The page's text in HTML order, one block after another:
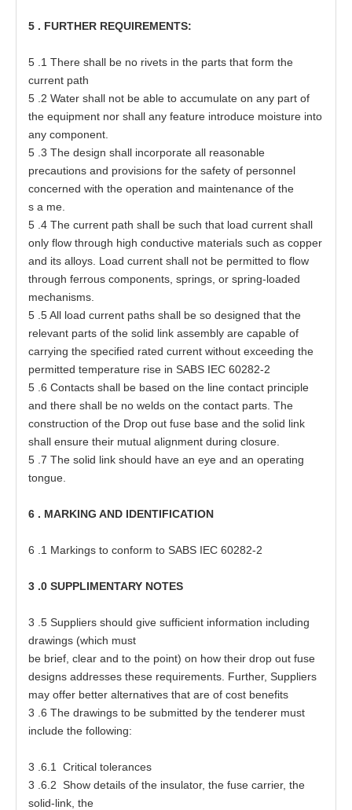
5 . FURTHER REQUIREMENTS:
5 .1 There shall be no rivets in the parts that form the
current path
5 .2 Water shall not be able to accumulate on any part of
the equipment nor shall any feature introduce moisture into
any component.
5 .3 The design shall incorporate all reasonable
precautions and provisions for the safety of personnel
concerned with the operation and maintenance of the
s a me
5 .4 The current path shall be such that load current shall
only flow through high conductive materials such as copper
and its alloys . Load current shall not be permitted to flow
through ferrous components springs , or spring-loaded
mechanisms
5 .5 All load current paths shall be so designed that the
relevant parts of the solid link assembly are capable of
carrying the specified rated current without exceeding the
permitted temperature rise in SABS IEC 60282-2
5 .6 Contacts shall be based on the line contact principle
and there shall be no welds on the contact parts The
construction of the Drop out fuse base and the solid link
shall ensure their mutual alignment during closure
5 .7 The solid link should have an eye and an operating
tongue
6 . MARKING AND IDENTIFICATION
6 .1 Markings to conform to SABS IEC 60282-2
3 .0 SUPPLIMENTARY NOTES
3 .5 Suppliers should give sufficient information including
drawings (which must
be brief, clear and to the point) on how their drop out fuse
designs addresses these requirements. Further, Suppliers
may offer better alternatives that are of cost benefits
3 .6 The drawings to be submitted by the tenderer must
include the following:
3 .6.1 Critical tolerances
3 .6.2 Show details of the insulator, the fuse carrier, the
solid-link, the